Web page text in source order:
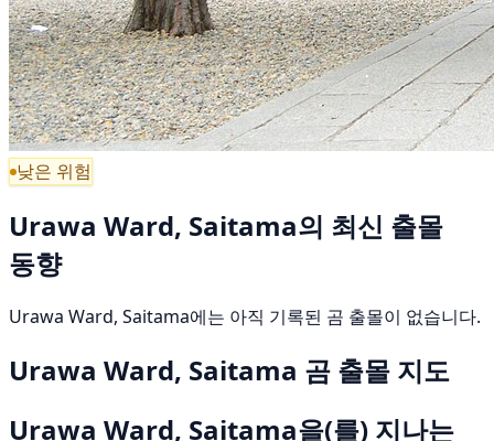
낮은 위험
Urawa Ward, Saitama의 최신 출몰
동향
Urawa Ward, Saitama에는 아직 기록된 곰 출몰이 없습니다.
Urawa Ward, Saitama 곰 출몰 지도
Urawa Ward, Saitama을(를) 지나는